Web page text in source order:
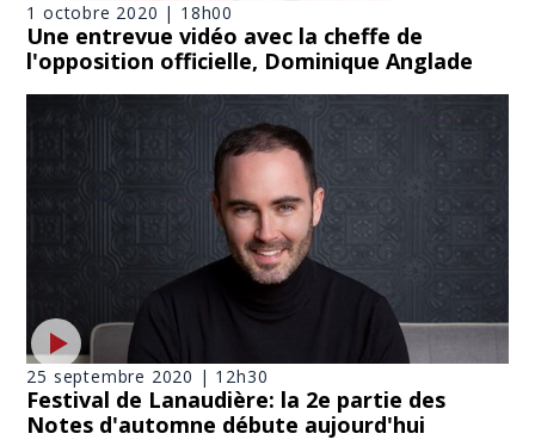
1 octobre 2020 | 18h00
Une entrevue vidéo avec la cheffe de
l'opposition officielle, Dominique Anglade
25 septembre 2020 | 12h30
Festival de Lanaudière: la 2e partie des
Notes d'automne débute aujourd'hui